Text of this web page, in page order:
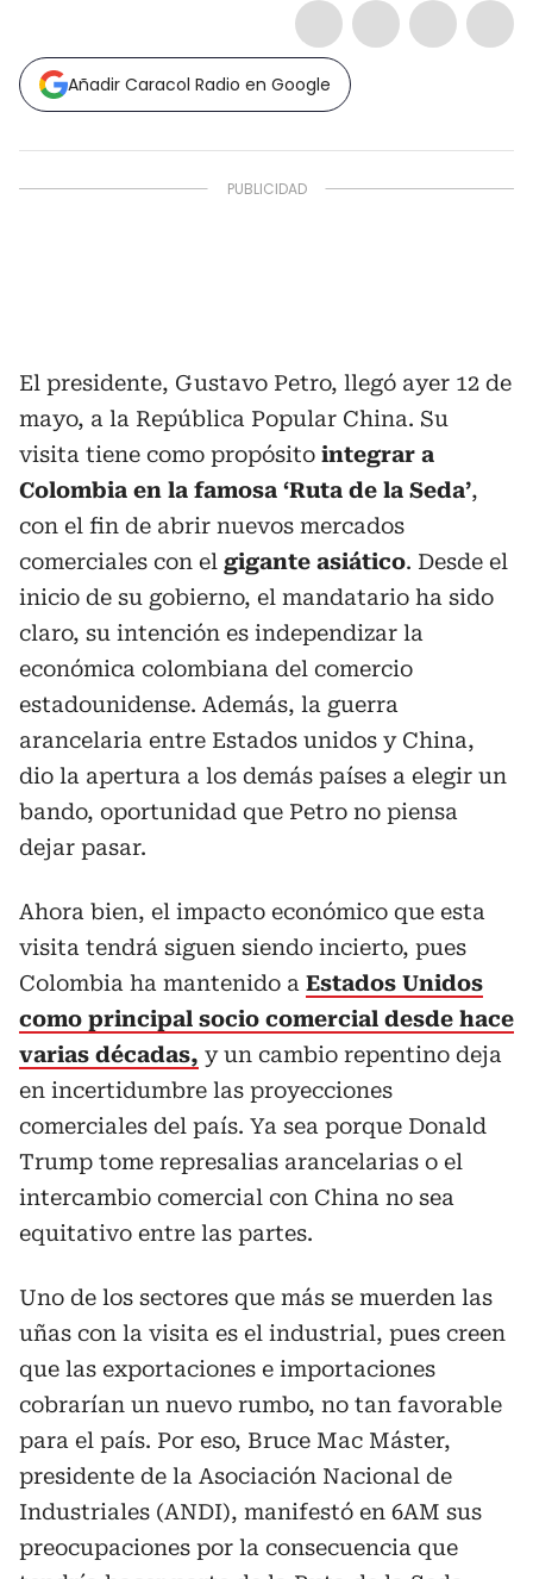
Añadir Caracol Radio en Google
El presidente, Gustavo Petro, llegó ayer 12 de
mayo, a la República Popular China. Su
visita tiene como propósito integrar a
Colombia en la famosa ‘Ruta de la Seda’,
con el fin de abrir nuevos mercados
comerciales con el gigante asiático. Desde el
inicio de su gobierno, el mandatario ha sido
claro, su intención es independizar la
económica colombiana del comercio
estadounidense. Además, la guerra
arancelaria entre Estados unidos y China,
dio la apertura a los demás países a elegir un
bando, oportunidad que Petro no piensa
dejar pasar.
Ahora bien, el impacto económico que esta
visita tendrá siguen siendo incierto, pues
Colombia ha mantenido a Estados Unidos
como principal socio comercial desde hace
varias décadas, y un cambio repentino deja
en incertidumbre las proyecciones
comerciales del país. Ya sea porque Donald
Trump tome represalias arancelarias o el
intercambio comercial con China no sea
equitativo entre las partes.
Uno de los sectores que más se muerden las
uñas con la visita es el industrial, pues creen
que las exportaciones e importaciones
cobrarían un nuevo rumbo, no tan favorable
para el país. Por eso, Bruce Mac Máster,
presidente de la Asociación Nacional de
Industriales (ANDI), manifestó en 6AM sus
preocupaciones por la consecuencia que